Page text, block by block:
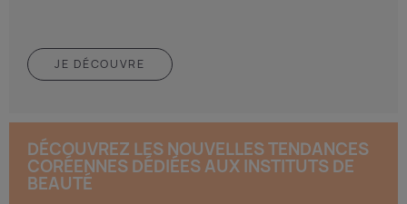
JE DÉCOUVRE
DÉCOUVREZ LES NOUVELLES TENDANCES
CORÉENNES DÉDIÉES AUX INSTITUTS DE
BEAUTÉ